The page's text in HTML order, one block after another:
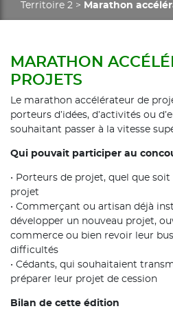
Territoire 2 > Marathon
MARATHON
PROJETS
Le marathon accélérateur de
porteurs d’idées, d’activités ou
souhaitant passer à la vitesse
Qui pouvait participer au
• Porteurs de projet, quel que soit
projet
• Commerçant ou artisan déjà
développer un nouveau projet,
commerce ou bien revoir leur
difficultés
• Cédants, qui souhaitaient
préparer leur projet de cession
Bilan de cette édition